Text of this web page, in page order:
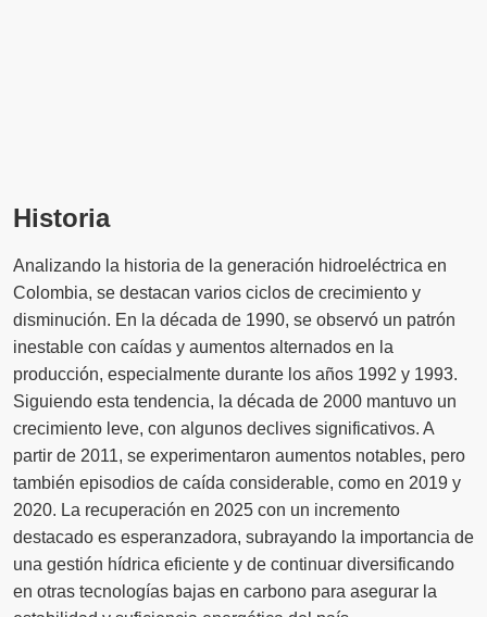
Historia
Analizando la historia de la generación hidroeléctrica en
Colombia, se destacan varios ciclos de crecimiento y
disminución. En la década de 1990, se observó un patrón
inestable con caídas y aumentos alternados en la
producción, especialmente durante los años 1992 y 1993.
Siguiendo esta tendencia, la década de 2000 mantuvo un
crecimiento leve, con algunos declives significativos. A
partir de 2011, se experimentaron aumentos notables, pero
también episodios de caída considerable, como en 2019 y
2020. La recuperación en 2025 con un incremento
destacado es esperanzadora, subrayando la importancia de
una gestión hídrica eficiente y de continuar diversificando
en otras tecnologías bajas en carbono para asegurar la